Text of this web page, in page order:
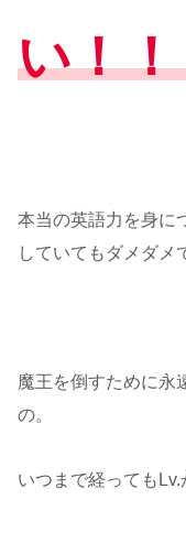
い！
本当の英語力を身に
していてもダメダメ
魔王を倒すために永
の。
いつまで経ってもLv.